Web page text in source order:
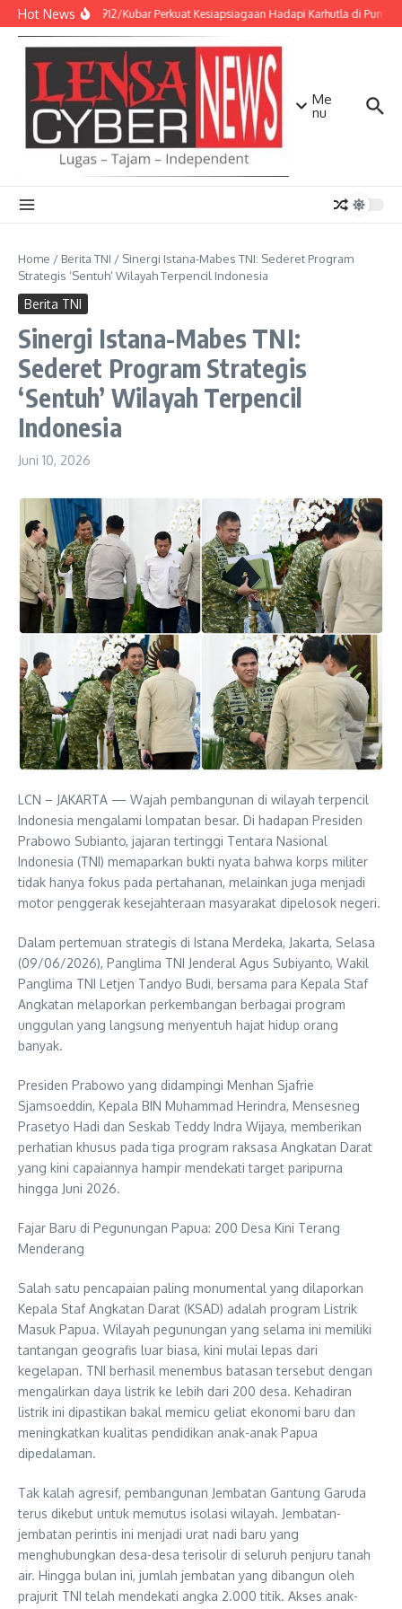
Lewati ke konten
Hot NewsKodim 0912/Kubar Perkuat Kesiapsiagaan Hadapi Karhutla di Puncak
Me
nu
Home / Berita TNI / Sinergi Istana-Mabes TNI: Sederet Program
Strategis ‘Sentuh’ Wilayah Terpencil Indonesia
Berita TNI
Sinergi Istana-Mabes TNI:
Sederet Program Strategis
‘Sentuh’ Wilayah Terpencil
Indonesia
Juni 10, 2026
LCN – JAKARTA — Wajah pembangunan di wilayah terpencil
Indonesia mengalami lompatan besar. Di hadapan Presiden
Prabowo Subianto, jajaran tertinggi Tentara Nasional
Indonesia (TNI) memaparkan bukti nyata bahwa korps militer
tidak hanya fokus pada pertahanan, melainkan juga menjadi
motor penggerak kesejahteraan masyarakat dipelosok negeri.
Dalam pertemuan strategis di Istana Merdeka, Jakarta, Selasa
(09/06/2026), Panglima TNI Jenderal Agus Subiyanto, Wakil
Panglima TNI Letjen Tandyo Budi, bersama para Kepala Staf
Angkatan melaporkan perkembangan berbagai program
unggulan yang langsung menyentuh hajat hidup orang
banyak.
Presiden Prabowo yang didampingi Menhan Sjafrie
Sjamsoeddin, Kepala BIN Muhammad Herindra, Mensesneg
Prasetyo Hadi dan Seskab Teddy Indra Wijaya, memberikan
perhatian khusus pada tiga program raksasa Angkatan Darat
yang kini capaiannya hampir mendekati target paripurna
hingga Juni 2026.
Fajar Baru di Pegunungan Papua: 200 Desa Kini Terang
Menderang
Salah satu pencapaian paling monumental yang dilaporkan
Kepala Staf Angkatan Darat (KSAD) adalah program Listrik
Masuk Papua. Wilayah pegunungan yang selama ini memiliki
tantangan geografis luar biasa, kini mulai lepas dari
kegelapan. TNI berhasil menembus batasan tersebut dengan
mengalirkan daya listrik ke lebih dari 200 desa. Kehadiran
listrik ini dipastikan bakal memicu geliat ekonomi baru dan
meningkatkan kualitas pendidikan anak-anak Papua
dipedalaman.
Tak kalah agresif, pembangunan Jembatan Gantung Garuda
terus dikebut untuk memutus isolasi wilayah. Jembatan-
jembatan perintis ini menjadi urat nadi baru yang
menghubungkan desa-desa terisolir di seluruh penjuru tanah
air. Hingga bulan ini, jumlah jembatan yang dibangun oleh
prajurit TNI telah mendekati angka 2.000 titik. Akses anak-